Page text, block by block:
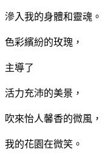
滲入我的身體和靈魂。
色彩繽紛的玫瑰，
主導了
活力充沛的美景，
吹來怡人馨香的微風，
我的花園在微笑。